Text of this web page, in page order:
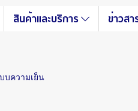
สินค้าและบริการ ข่าวส
บความเย็น